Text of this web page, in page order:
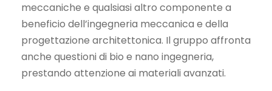
meccaniche e qualsiasi altro componente a
beneficio dell’ingegneria meccanica e della
progettazione architettonica. Il gruppo affronta
anche questioni di bio e nano ingegneria,
prestando attenzione ai materiali avanzati.